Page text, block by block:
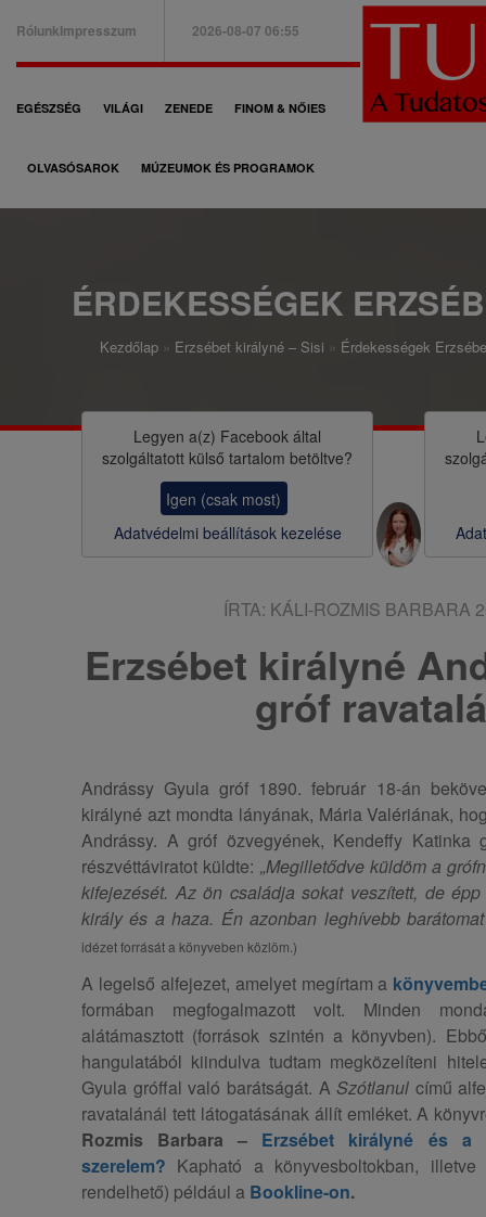
B
a
e
n
RólunkImpresszum 2026-08-07 06:55
F
ő
i
EGÉSZSÉG VILÁGI ZENEDE FINOM & NŐIES
OLVASÓSAROK MÚZEUMOK ÉS PROGRAMOK
ÉRDEKESSÉGEK
o
Kezdőlap Erzsébet királyné – Sisi Érdekességek
Legyen a(z) Facebook által
szolgáltatott külső tartalom betöltve?
Igen (csak most)
Adatvédelmi beállítások kezelése
ÍRTA: KÁLI-ROZMIS BARBARA
Erzsébet királyné
gróf
Andrássy Gyula gróf 1890. február 18-án
királyné azt mondta lányának, Mária Valériának,
Andrássy. A gróf özvegyének, Kendeffy Katinka
részvéttáviratot küldte: „Megilletődve küldöm a
kifejezését. Az ön családja sokat veszített, de
király és a haza. Én azonban leghívebb
idézet forrását a könyveben közlöm.)
A legelső alfejezet, amelyet megírtam a
formában megfogalmazott volt. Minden
alátámasztott (források szintén a könyvben).
hangulatából kiindulva tudtam megközelíteni
Gyula gróffal való barátságát. ASzótlanul című
ravatalánál tett látogatásának állít emléket. A
Rozmis Barbara – Erzsébet királyné és a
szerelem? Kapható a könyvesboltokban,
rendelhető) például a Bookline-on.